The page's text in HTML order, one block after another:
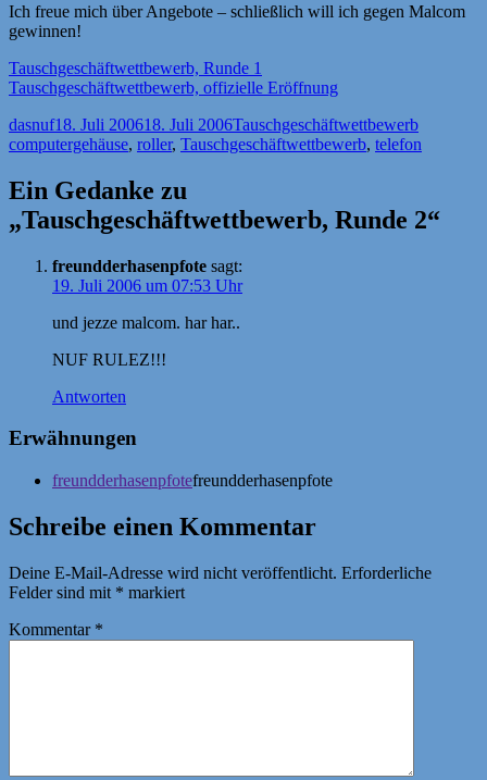
Ich freue mich über Angebote – schließlich will ich gegen Malcom
gewinnen!
Tauschgeschäftwettbewerb, Runde 1
Tauschgeschäftwettbewerb, offizielle Eröffnung
Autor
dasnufVeröffentlicht
am
18. Juli 200618. Juli 2006Kategorien
Tauschgeschäftwettbewerb
computergehäuse, roller, Tauschgeschäftwettbewerb, telefon
Ein Gedanke zu
„Tauschgeschäftwettbewerb, Runde 2“
freundderhasenpfote sagt:
19. Juli 2006 um 07:53 Uhr
und jezze malcom. har har..
NUF RULEZ!!!
Antworten
Erwähnungen
freundderhasenpfotefreundderhasenpfote
Schreibe einen Kommentar
Deine E-Mail-Adresse wird nicht veröffentlicht. Erforderliche
Felder sind mit * markiert
Kommentar *